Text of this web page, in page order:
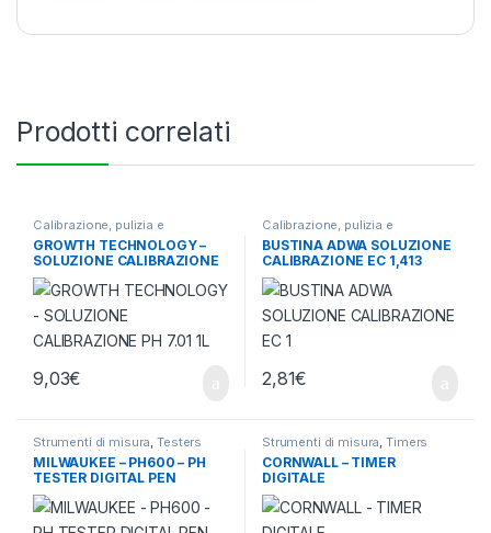
Prodotti correlati
Calibrazione, pulizia e
conservazione
misura
GROWTH TECHNOLOGY –
SOLUZIONE CALIBRAZIONE
PH 7.01 1L
9,03€
Calibrazione, pulizia e
conservazione
misura
BUSTINA ADWA SOLUZIONE
CALIBRAZIONE EC 1,413
MILLI SIEMENS – USA E
GETTA – 20ML
2,81€
Strumenti di misura,Testers
termometri e igrometri
MILWAUKEE – PH600 – PH
TESTER DIGITAL PEN
Strumenti di misura,Timers
CORNWALL – TIMER
DIGITALE